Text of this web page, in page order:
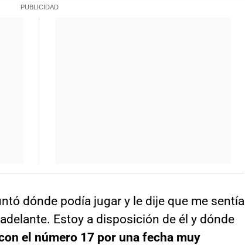
dónde podía jugar y le dije que me sentía
Estoy a disposición de él y dónde
el número 17 por una fecha muy